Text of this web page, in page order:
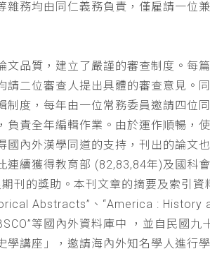
雜務均由同仁義務負責，僅雇請一位
文品質，建立了嚴謹的審查制度。每
請二位審查人提出具體的審查意見。
制度，每年由一位常務委員邀請四位
負責全年編輯作業。由於運作順暢，
國內外漢學同道的支持，刊出的論文
連續獲得教育部 (82,83,84年)及國科
刊的獎助。本刊文章的摘要及索引資
Abstracts”、“America : History
等國內外資料庫中 ，並自民國九
學講座」，邀請海內外知名學人進行